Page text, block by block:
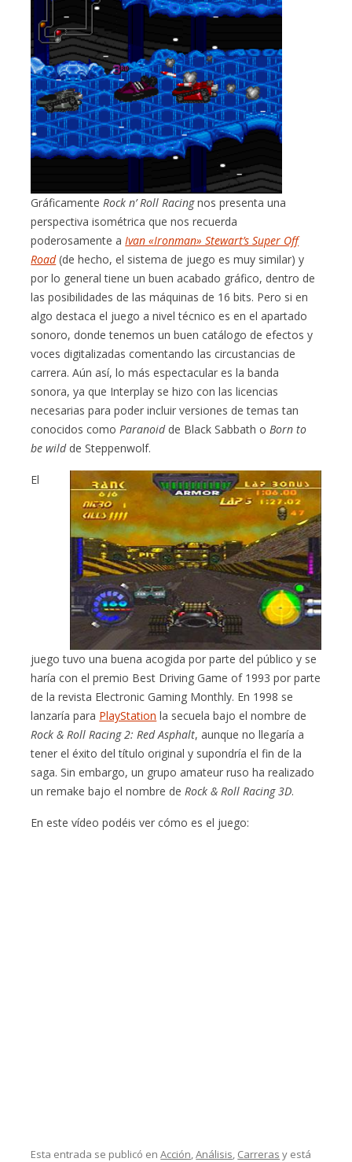
GráficamenteRock n’ Roll Racingnos presenta una
perspectiva isométrica que nos recuerda
poderosamente aIvan «Ironman» Stewart’s Super Off
Road(de hecho, el sistema de juego es muy similar) y
por lo general tiene un buen acabado gráfico, dentro de
las posibilidades de las máquinas de 16 bits. Pero si en
algo destaca el juego a nivel técnico es en el apartado
sonoro, donde tenemos un buen catálogo de efectos y
voces digitalizadas comentando las circustancias de
carrera. Aún así, lo más espectacular es la banda
sonora, ya que Interplay se hizo con las licencias
necesarias para poder incluir versiones de temas tan
conocidos comoParanoidde Black Sabbath oBorn to
be wildde Steppenwolf.
El
juego tuvo una buena acogida por parte del público y se
haría con el premio Best Driving Game of 1993 por parte
de la revista Electronic Gaming Monthly. En 1998 se
lanzaría para PlayStation la secuela bajo el nombre de
Rock & Roll Racing 2: Red Asphalt, aunque no llegaría a
tener el éxito del título original y supondría el fin de la
saga. Sin embargo, un grupo amateur ruso ha realizado
un remake bajo el nombre deRock & Roll Racing 3D.
En este vídeo podéis ver cómo es el juego:
Esta entrada se publicó enAcción,Análisis, Carreras y está